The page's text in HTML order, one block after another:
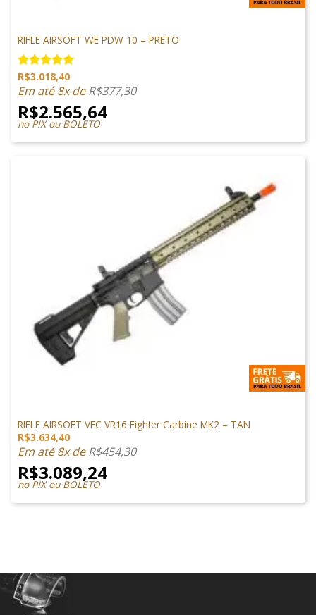
RIFLE AIRSOFT WE PDW 10 – PRETO
Avaliação
5.00 de 5
R$3.018,40
Em até 8x deR$377,30
R$2.565,64
no PIX ou BOLETO
RIFLE AIRSOFT VFC VR16 Fighter Carbine MK2 – TAN
R$3.634,40
Em até 8x deR$454,30
R$3.089,24
no PIX ou BOLETO